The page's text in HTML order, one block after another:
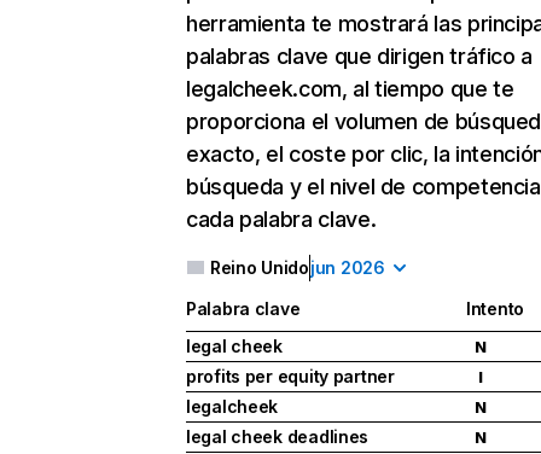
herramienta te mostrará las
palabras clave que dirigen tráfico a
legalcheek.com, al tiempo que te
proporciona el volumen de
exacto, el coste por clic, la
búsqueda y el nivel de
cada palabra clave.
Reino Unidojun 2026
Palabra clave
Intento
legal cheek
N
profits per equity partner I
legalcheek N
legal cheek deadlines N